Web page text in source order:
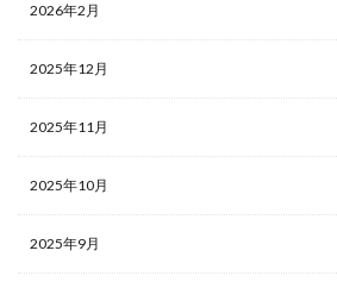
2026年2月
2025年12月
2025年11月
2025年10月
2025年9月